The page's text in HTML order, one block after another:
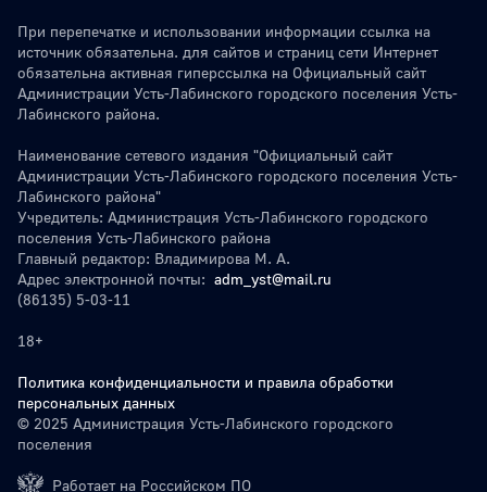
При перепечатке и использовании информации ссылка на
источник обязательна. для сайтов и страниц сети Интернет
обязательна активная гиперссылка на Официальный сайт
Администрации Усть-Лабинского городского поселения Усть-
Лабинского района.
Наименование сетевого издания "Официальный сайт
Администрации Усть-Лабинского городского поселения Усть-
Лабинского района"
Учредитель: Администрация Усть-Лабинского городского
поселения Усть-Лабинского района
Главный редактор: Владимирова М. А.
Адрес электронной почты: adm_yst@mail.ru
(86135) 5-03-11
18+
Политика конфиденциальности и правила обработки
персональных данных
© 2025 Администрация Усть-Лабинского городского
поселения
Работает на Российском ПО